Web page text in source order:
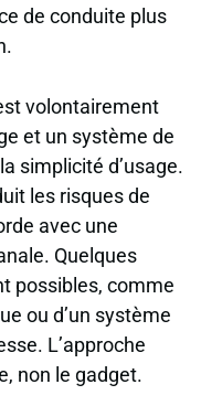
de conduite plus
volontairement
et un système de
simplicité d’usage.
les risques de
avec une
Quelques
possibles, comme
ou d’un système
L’approche
non le gadget.